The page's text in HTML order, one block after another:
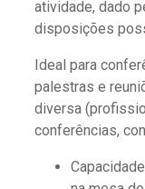
atividade, dado
disposições
Ideal para
palestras e
diversa
conferências,